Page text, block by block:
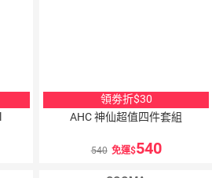
領劵折$30
AHC 神仙超值四件套組
540 免運 540